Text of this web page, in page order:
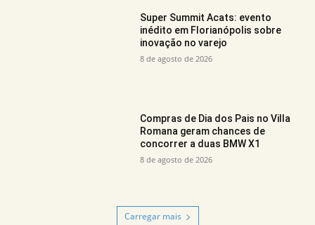
Super Summit Acats: evento
inédito em Florianópolis sobre
inovação no varejo
8 de agosto de 2026
Compras de Dia dos Pais no Villa
Romana geram chances de
concorrer a duas BMW X1
8 de agosto de 2026
Carregar mais